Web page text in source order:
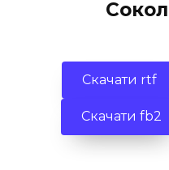
Скачати rtf
Скачати fb2